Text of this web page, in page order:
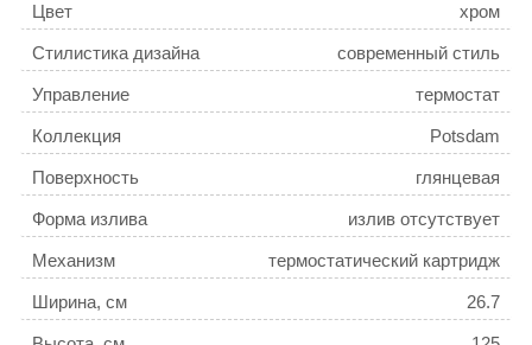
Цвет хром
Стилистика дизайна современный стиль
Управление термостат
Коллекция Potsdam
Поверхность глянцевая
Форма излива излив отсутствует
Механизм термостатический картридж
Ширина, см 26.7